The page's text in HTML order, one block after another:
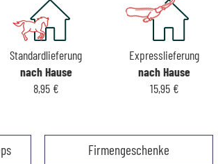
Standardlieferung
nach Hause
8,95 €
Expresslieferung
nach Hause
15,95 €
Firmengeschenke